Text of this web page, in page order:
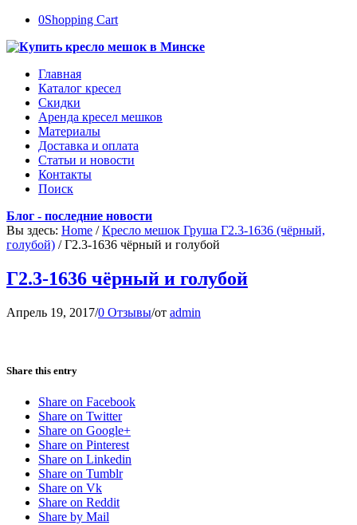
0Shopping Cart
Главная
Каталог кресел
Скидки
Аренда кресел мешков
Материалы
Доставка и оплата
Статьи и новости
Контакты
Поиск
Блог - последние новости
Вы здесь: Home / Кресло мешок Груша Г2.3-1636 (чёрный,
голубой) / Г2.3-1636 чёрный и голубой
Г2.3-1636 чёрный и голубой
Апрель 19, 2017/0 Отзывы/от admin
Share this entry
Share on Facebook
Share on Twitter
Share on Google+
Share on Pinterest
Share on Linkedin
Share on Tumblr
Share on Vk
Share on Reddit
Share by Mail